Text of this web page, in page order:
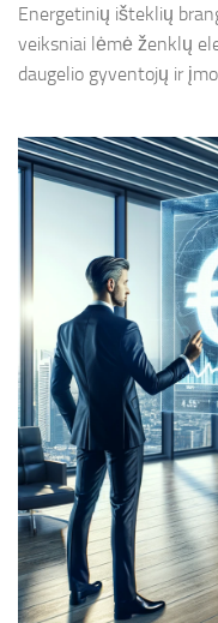
Energetinių išteklių
veiksniai lėmė ženklų
daugelio gyventojų ir